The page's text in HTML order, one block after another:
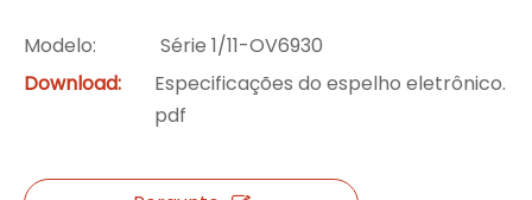
Modelo:
Série 1/11-OV6930
Download:
Especificações do espelho eletrônico.
pdf